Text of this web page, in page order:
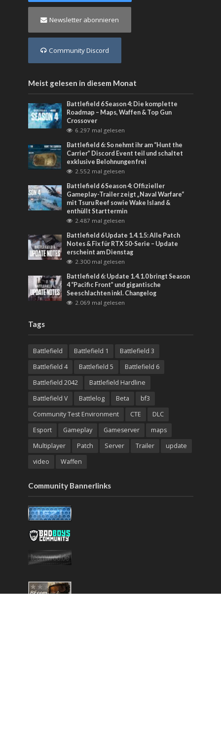
Newsletter abonnieren
Community Discord
Meist gelesen in diesem Monat
Battlefield 6 Season 4: Die komplette
Roadmap – Maps, Waffen & Top Gun
Crossover
6.297 mal gelesen
Battlefield 6: So nehmt ihr am “Hunt the
Carrier” Discord Event teil und schaltet
exklusive Belohnungen frei
2.552 mal gelesen
Battlefield 6 Season 4: Offizieller
Gameplay-Trailer zeigt „Naval Warfare“
mit Tsuru Reef sowie Wake Island &
enthüllt Starttermin
2.487 mal gelesen
Battlefield 6 Update 1.4.1.5: Alle Patch
Notes & Fix für RTX 50-Serie – Update
erscheint am Dienstag
2.300 mal gelesen
Battlefield 6: Update 1.4.1.0 bringt Season
4 “Pacific Front” und gigantische
Seeschlachten inkl. Changelog
2.069 mal gelesen
Tags
Battlefield Battlefield 1
Battlefield 3
Battlefield 4
Battlefield 5
Battlefield 6
Battlefield 2042
Battlefield Hardline
Battlefield V
Battlelog Beta
bf3
Community Test Environment
CTE
DLC
Esport
Gameplay Gameserver
maps
Multiplayer
Patch Server Trailer
update
video
Waffen
Community Bannerlinks